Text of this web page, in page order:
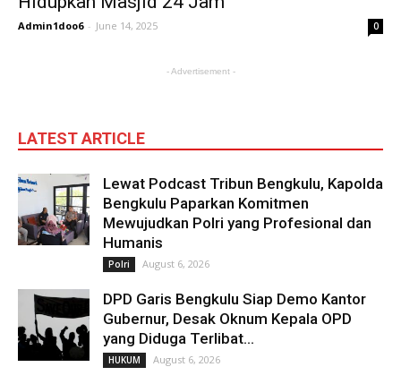
Admin1doo6 - June 14, 2025 0
- Advertisement -
LATEST ARTICLE
Lewat Podcast Tribun Bengkulu, Kapolda
Bengkulu Paparkan Komitmen
Mewujudkan Polri yang Profesional dan
Humanis
Polri August 6, 2026
DPD Garis Bengkulu Siap Demo Kantor
Gubernur, Desak Oknum Kepala OPD
yang Diduga Terlibat...
HUKUM August 6, 2026